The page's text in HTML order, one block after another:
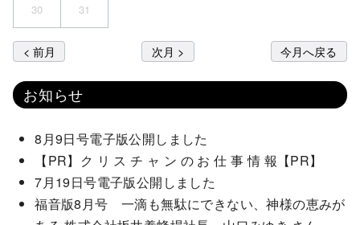
30 31
< 前月 次月 > 今月へ戻る
お知らせ
8月9日号電子版公開しました
【PR】ク リ ス チ ャ ン の お 仕 事 情 報【PR】
7月19日号電子版公開しました
福音版8月号 一滴も無駄にできない、神様の恵みが